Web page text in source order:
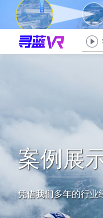
案例展
凭借我们多年的行业